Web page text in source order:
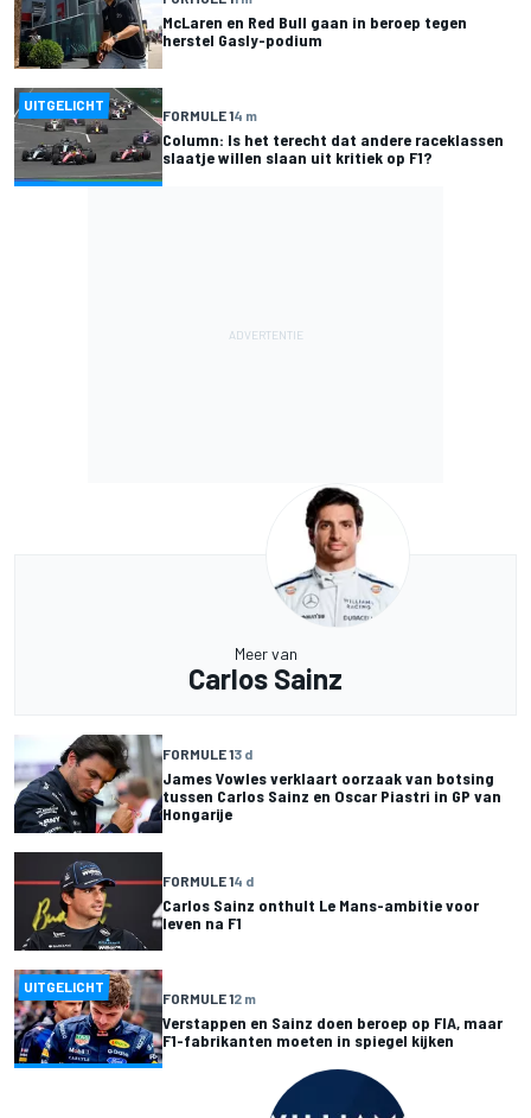
McLaren en Red Bull gaan in beroep tegen
herstel Gasly-podium
UITGELICHT
FORMULE 14 m
Column: Is het terecht dat andere raceklassen
slaatje willen slaan uit kritiek op F1?
Meer van
Carlos Sainz
FORMULE 13 d
James Vowles verklaart oorzaak van botsing
tussen Carlos Sainz en Oscar Piastri in GP van
Hongarije
FORMULE 14 d
Carlos Sainz onthult Le Mans-ambitie voor
leven na F1
UITGELICHT
FORMULE 12 m
Verstappen en Sainz doen beroep op FIA, maar
F1-fabrikanten moeten in spiegel kijken